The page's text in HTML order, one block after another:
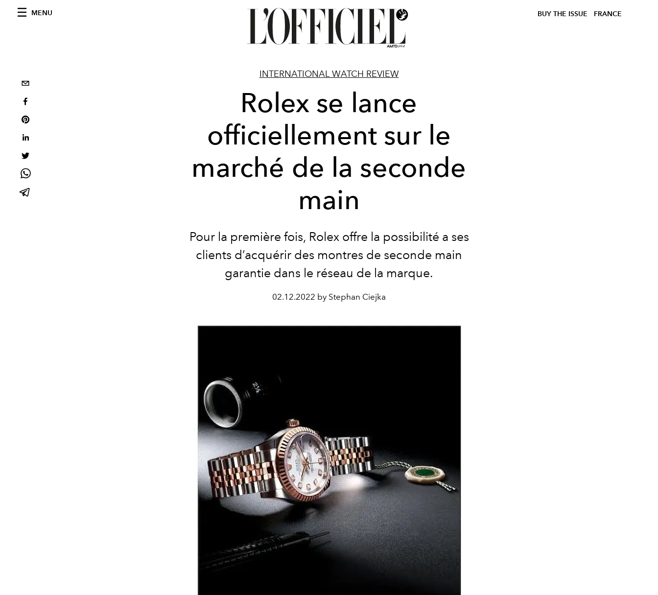
MENU BUY THE ISSUE FRANCE
INTERNATIONAL WATCH REVIEW
Rolex se lance
officiellement sur le
marché de la seconde
main
Pour la première fois, Rolex offre la possibilité a ses
clients d’acquérir des montres de seconde main
garantie dans le réseau de la marque.
02.12.2022 by Stephan Ciejka